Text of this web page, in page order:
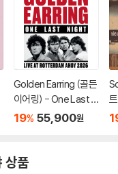
Golden Earring (골든
이어링) - One Last N
ight [LP]
19% 55,900원
상품